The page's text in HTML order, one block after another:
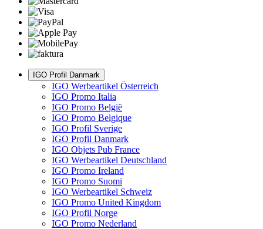
IGO Profil Danmark
IGO Werbeartikel Österreich
IGO Promo Italia
IGO Promo België
IGO Promo Belgique
IGO Profil Sverige
IGO Profil Danmark
IGO Objets Pub France
IGO Werbeartikel Deutschland
IGO Promo Ireland
IGO Promo Suomi
IGO Werbeartikel Schweiz
IGO Promo United Kingdom
IGO Profil Norge
IGO Promo Nederland